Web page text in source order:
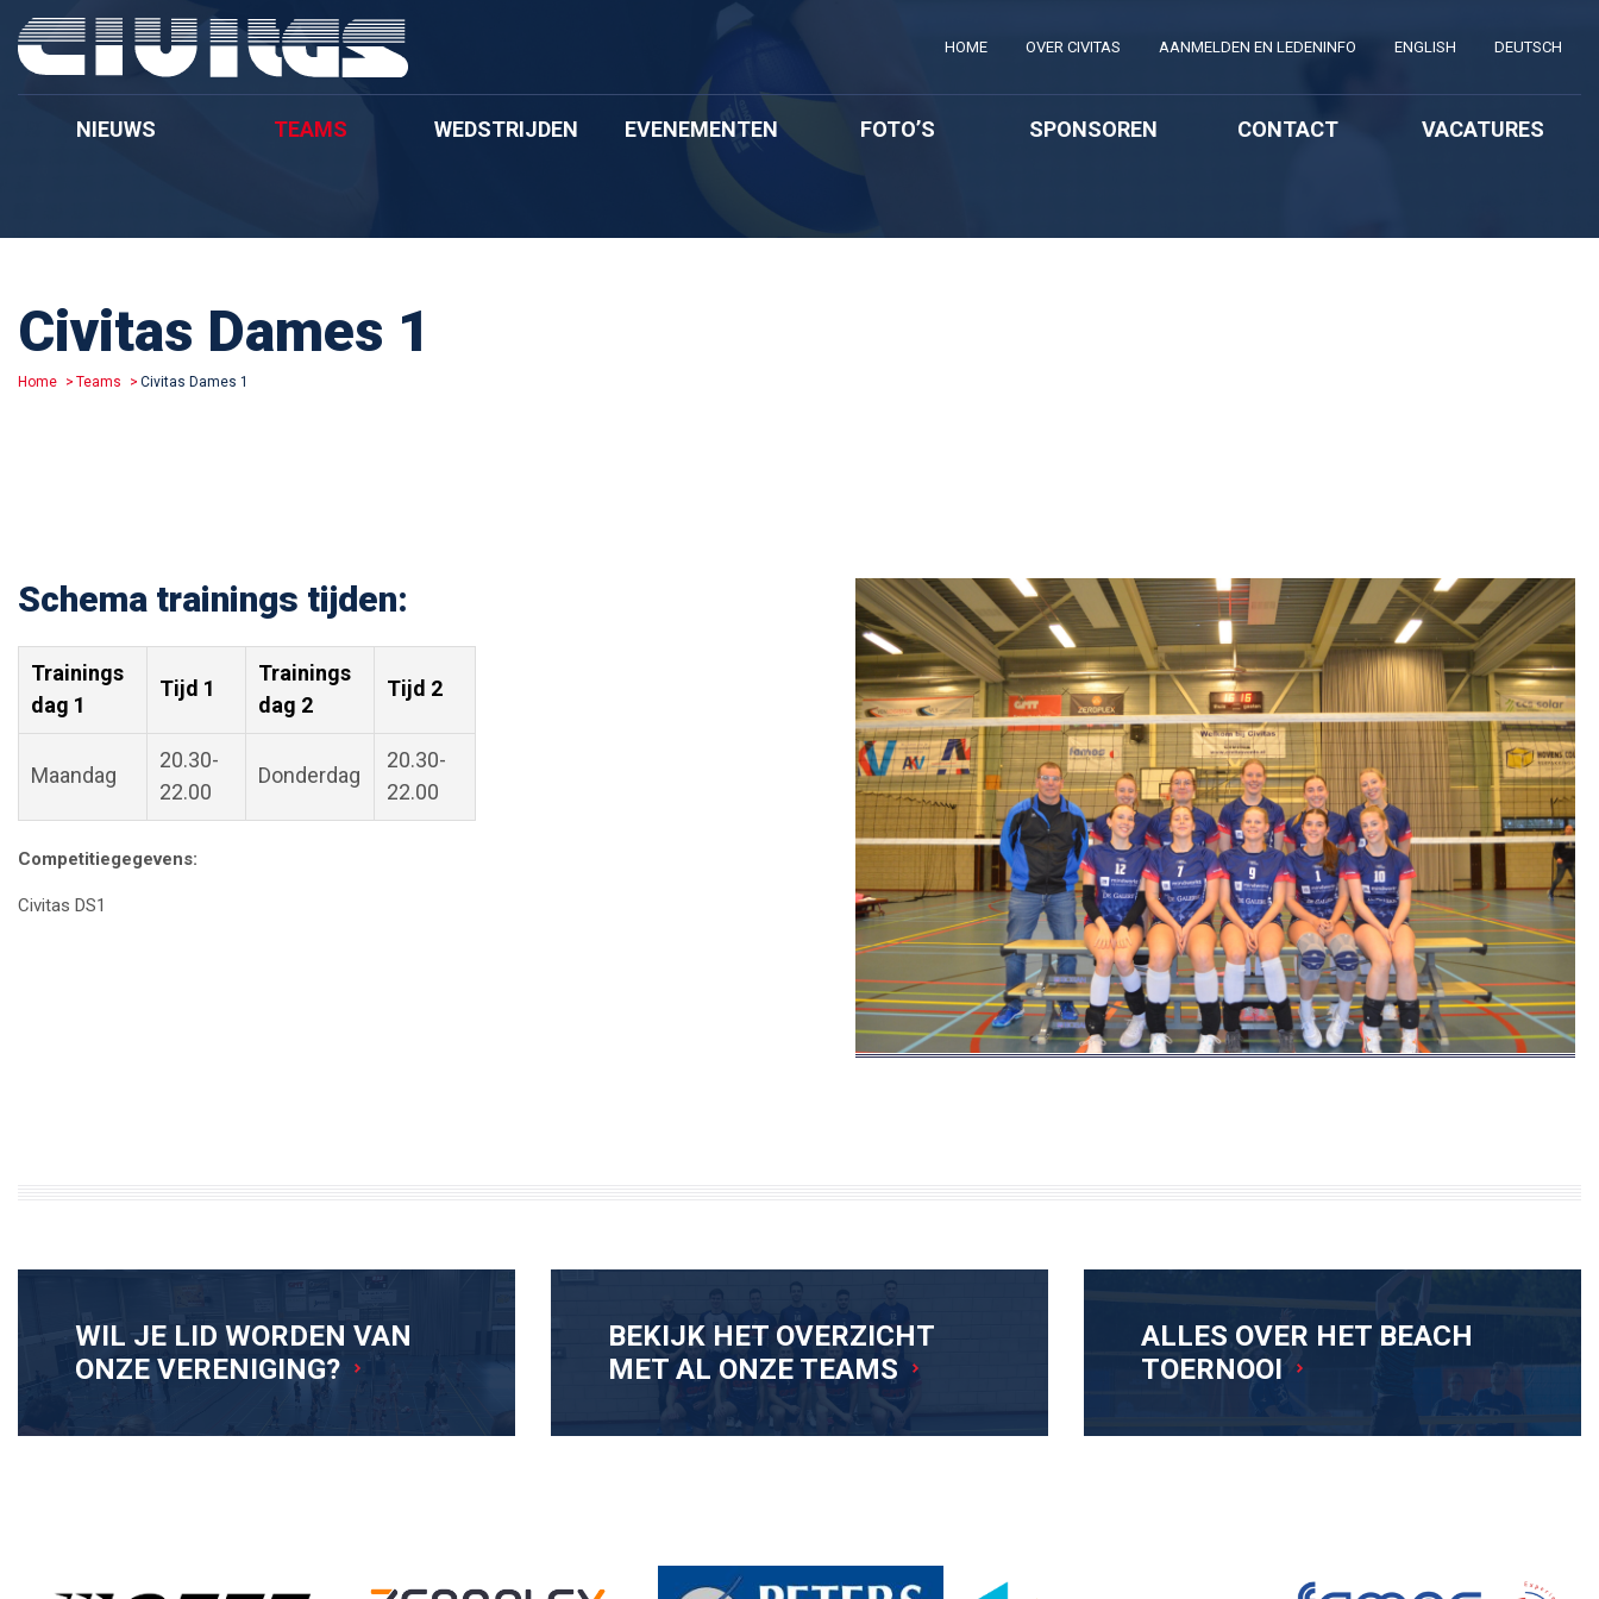
HOME OVER CIVITAS AANMELDEN EN LEDENINFO ENGLISH DEUTSCH
NIEUWS TEAMS WEDSTRIJDEN EVENEMENTEN FOTO’S SPONSOREN CONTACT VACATURES
Civitas Dames 1
Home Teams Civitas Dames 1
Schema trainings tijden:
Trainings
dag 1
Tijd 1
Trainings
dag 2
Tijd 2
Maandag
20.30-
22.00
Donderdag
20.30-
22.00
Competitiegegevens:
Civitas DS1
WIL JE LID WORDEN VAN
ONZE VERENIGING?
BEKIJK HET OVERZICHT
MET AL ONZE TEAMS
ALLES OVER HET BEACH
TOERNOOI